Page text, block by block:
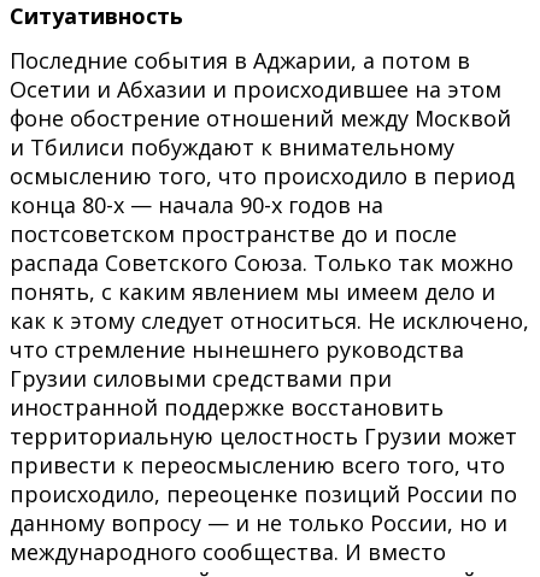
Ситуативность
Последние события в Аджарии, а потом в
Осетии и Абхазии и происходившее на этом
фоне обострение отношений между Москвой
и Тбилиси побуждают к внимательному
осмыслению того, что происходило в период
конца 80-х — начала 90-х годов на
постсоветском пространстве до и после
распада Советского Союза. Только так можно
понять, с каким явлением мы имеем дело и
как к этому следует относиться. Не исключено,
что стремление нынешнего руководства
Грузии силовыми средствами при
иностранной поддержке восстановить
территориальную целостность Грузии может
привести к переосмыслению всего того, что
происходило, переоценке позиций России по
данному вопросу — и не только России, но и
международного сообщества. И вместо